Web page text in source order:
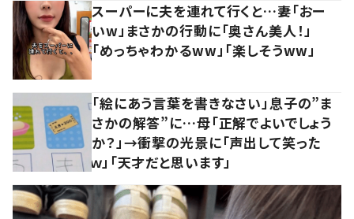
スーパーに夫を連れて行くと…妻「おー
いw」まさかの行動に「奥さん美人！」
「めっちゃわかるww」「楽しそうww」
「絵にあう言葉を書きなさい」息子の”ま
さかの解答”に…母「正解でよいでしょう
か？」→衝撃の光景に「声出して笑った
ｗ」「天才だと思います」